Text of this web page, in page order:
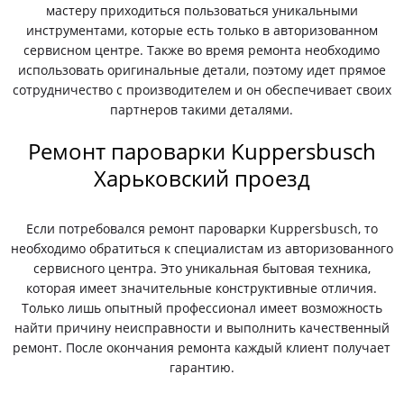
мастеру приходиться пользоваться уникальными
инструментами, которые есть только в авторизованном
сервисном центре. Также во время ремонта необходимо
использовать оригинальные детали, поэтому идет прямое
сотрудничество с производителем и он обеспечивает своих
партнеров такими деталями.
Ремонт пароварки Kuppersbusch
Харьковский проезд
Если потребовался ремонт пароварки Kuppersbusch, то
необходимо обратиться к специалистам из авторизованного
сервисного центра. Это уникальная бытовая техника,
которая имеет значительные конструктивные отличия.
Только лишь опытный профессионал имеет возможность
найти причину неисправности и выполнить качественный
ремонт. После окончания ремонта каждый клиент получает
гарантию.